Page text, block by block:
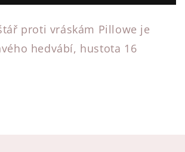
proti vráskám Pillowe je
hedvábí, hustota 16